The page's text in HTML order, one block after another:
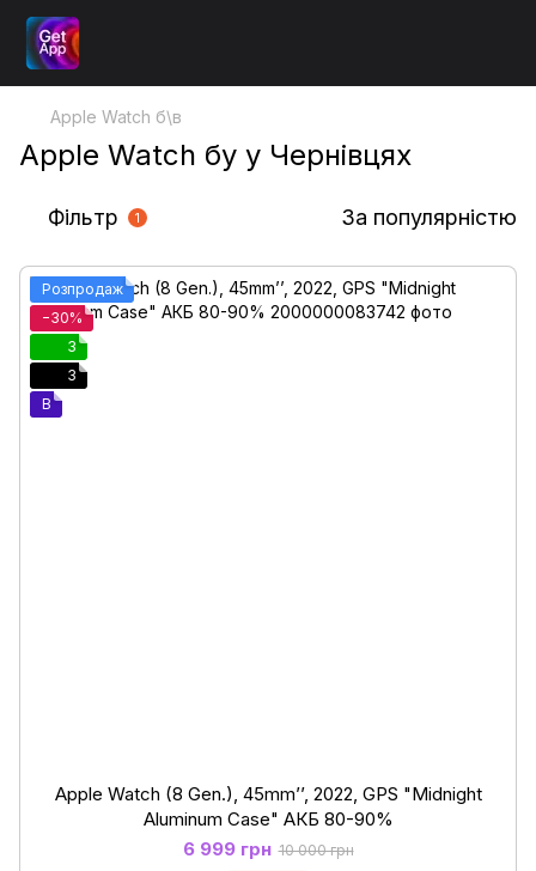
Apple Watch б\в
Apple Watch бу у Чернівцях
Фільтр 1 За популярністю
Розпродаж
−30%
3
3
B
Apple Watch (8 Gen.), 45mm’’, 2022, GPS "Midnight
Aluminum Case" АКБ 80-90%
6 999 грн 10 000 грн